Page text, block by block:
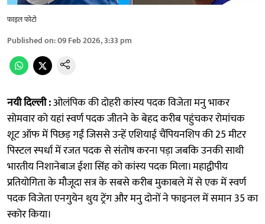
फाइल फोटो
Published on:09 Feb 2026, 3:33 pm
नयी दिल्ली :ओलंपिक की दोहरी कांस्य पदक विजेता मनु भाकर
सोमवार को यहां स्वर्ण पदक जीतने के बेहद करीब पहुंचकर रोमांचक
शूट ऑफ में पिछड़ गईं जिससे उन्हें एशियाई चैंपियनशिप की 25 मीटर
पिस्टल स्पर्धा में रजत पदक से संतोष करना पड़ा जबकि उनकी साथी
भारतीय निशानेबाज ईशा सिंह को कांस्य पदक मिला। महाद्वीपीय
प्रतियोगिता के मौजूदा सत्र के सबसे करीब मुकाबले में से एक में स्वर्ण
पदक विजेता एनगुयेन थुय ट्रेंग और मनु दोनों ने फाइनल में समान 35 का
स्कोर किया।